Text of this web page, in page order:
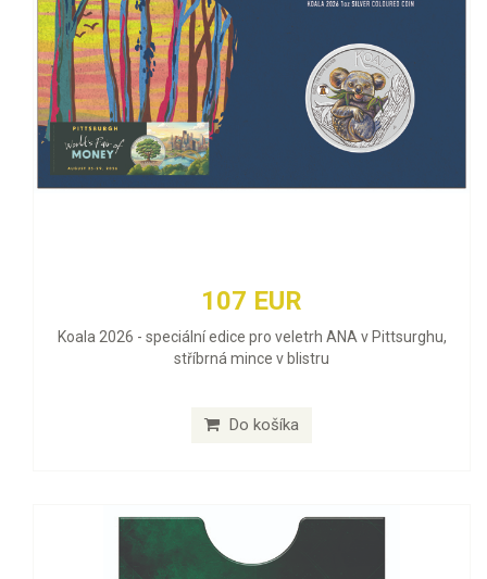
107 EUR
Koala 2026 - speciální edice pro veletrh ANA v Pittsurghu,
stříbrná mince v blistru
Do košíka